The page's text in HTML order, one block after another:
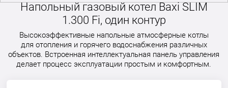
Напольный газовый котел Baxi SLIM
1.300 Fi, один контур
Высокоэффективные напольные атмосферные котлы
для отопления и горячего водоснабжения различных
объектов. Встроенная интеллектуальная панель управления
делает процесс эксплуатации простым и комфортным.